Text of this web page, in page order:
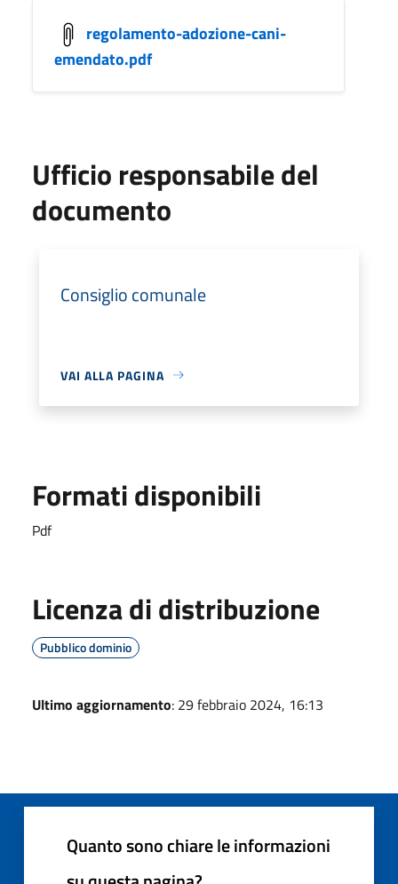
regolamento-adozione-cani-
emendato.pdf
Ufficio responsabile del
documento
Consiglio comunale
VAI ALLA PAGINA
Formati disponibili
Pdf
Licenza di distribuzione
Pubblico dominio
Ultimo aggiornamento: 29 febbraio 2024, 16:13
Quanto sono chiare le informazioni